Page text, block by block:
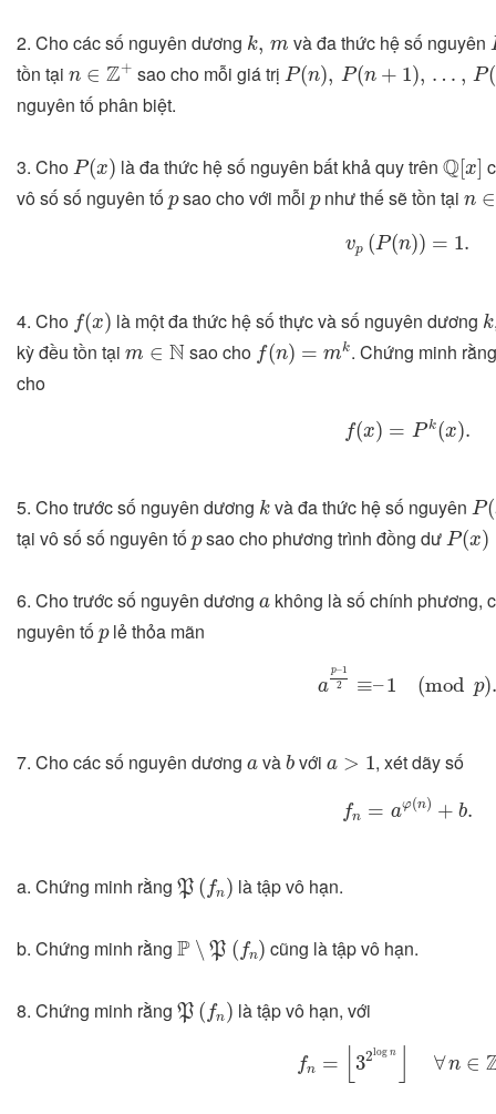
2. Cho các số nguyên dương k, m
k, m và đa thức hệ số nguyên
tồn tại n ∈ Z+
∈ Z+ sao cho mỗi giá trịP(n), P(n + 1), … , P(
P(n), (n+1 ), … (n + m)
nguyên tố phân biệt.
3. Cho P(x)
P(x) là đa thức hệ số nguyên bất khả quy trênQ[x]
Q[x]
vô số số nguyên tố p
psao cho với mỗi p
pnhư thế sẽ tồn tại n ∈
n ∈
vp (P(n)) = 1.
p(P(n)) 1.
4. Cho f(x)
(x) là một đa thức hệ số thực và số nguyên dương k
k
kỳ đều tồn tại m ∈ N
m ∈ N sao cho f(n) = mk
(n =m
. Chứng minh
cho
f(x) = P k(x).
f x Pk(x)
5. Cho trước số nguyên dương k
k và đa thức hệ số nguyên P(
P(
tại vô số số nguyên tố p
psao cho phương trình đồng dư P(x)
P(x )≡
6. Cho trước số nguyên dương a
a không là số chính phương,
nguyên tố p
plẻ thỏa mãn
a
p–1
2
≡–1 (mod p)
ap
7. Cho các số nguyên dương a
avà b
bvới a > 1
a >1 , xét dãy số
fn = aφ(n) + b.
f φ(n) .
a. Chứng minh rằng P ( fn)
P( fn) là tập vô hạn.
b. Chứng minh rằng P ∖ P ( fn)
P∖ P( n ) cũng là tập vô hạn.
8. Chứng minh rằng P ( fn)
P( fn) là tập vô hạn, với
fn = ⌊32log n ∀n ∈
⌊ 2log n